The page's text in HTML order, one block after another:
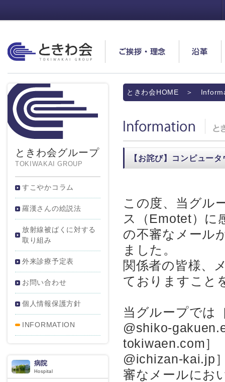
ご挨拶・理念 沿革
ときわ会HOME ＞
Information
【お詫び】コンピュー
この度、当グル
ス（Emotet）に
の不審なメール
ました。
関係者の皆様、
ておりますこと
当グループでは
@shiko-
tokiwaen.com］
@ichizan-kai.jp
審なメールにお
ときわ会グループ
TOKIWAKAI GROUP
すこやかコラム
羅漢さんの絵説法
放射線被ばくに対する
取り組み
外来診療予定表
お問い合わせ
個人情報保護方針
INFORMATION
病院
Hospital